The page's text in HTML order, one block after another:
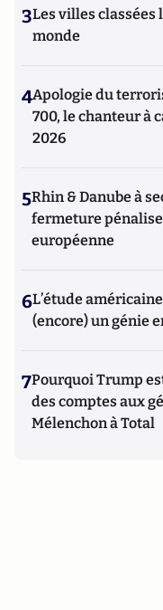
3Les villes classées
monde
4Apologie du
700, le chanteur à
2026
5Rhin & Danube à
fermeture
européenne
6L’étude
(encore) un génie
7Pourquoi Trump
des comptes aux
Mélenchon à Total